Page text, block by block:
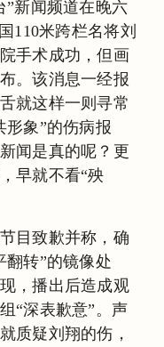
”新闻频道在晚六
110米跨栏名将刘
手术成功，但画
。该消息一经报
就这样一则寻常
形象”的伤病报
闻是真的呢？更
早就不看“殃
目致歉并称，确
翻转”的镜像处
，播出后造成观
“深表歉意”。声
质疑刘翔的伤，